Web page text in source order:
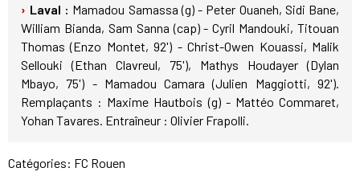
Laval : Mamadou Samassa (g) - Peter Ouaneh, Sidi Bane,
William Bianda, Sam Sanna (cap) - Cyril Mandouki, Titouan
Thomas (Enzo Montet, 92') - Christ-Owen Kouassi, Malik
Sellouki (Ethan Clavreul, 75'), Mathys Houdayer (Dylan
Mbayo, 75') - Mamadou Camara (Julien Maggiotti, 92').
Remplaçants : Maxime Hautbois (g) - Mattéo Commaret,
Yohan Tavares. Entraîneur : Olivier Frapolli.
Catégories: FC Rouen